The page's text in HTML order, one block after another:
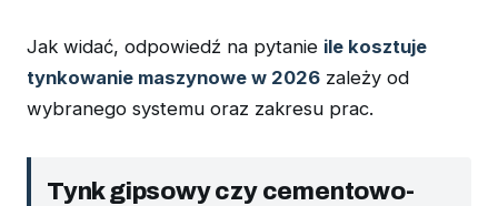
Jak widać, odpowiedź na pytanie ile kosztuje
tynkowanie maszynowe w 2026 zależy od
wybranego systemu oraz zakresu prac.
Tynk gipsowy czy cementowo-